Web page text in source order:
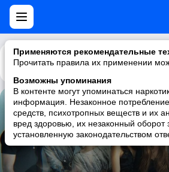
Применяются рекомендательные
Прочитать правила их применении
Возможны упоминания
В контенте могут упоминаться
информация. Незаконное потребление
средств, психотропных веществ и их
вред здоровью, их незаконный оборот
установленную законодательством
Каталог Рекомендации
I Don't Owe You Anything
The Night VI